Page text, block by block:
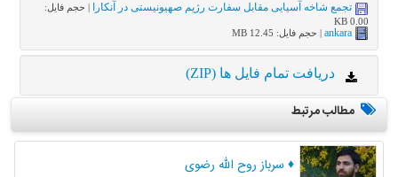
تجمع شاخه آسیایی مقابل سفارت رژیم صهیونیستی در آنکارا
| حجم فایل:
0.00 KB
| حجم فایل: 12.45 MB
دریافت تمام فایل ها (ZIP)
مطالب مرتبط
♦ سرباز روح الله رضوی